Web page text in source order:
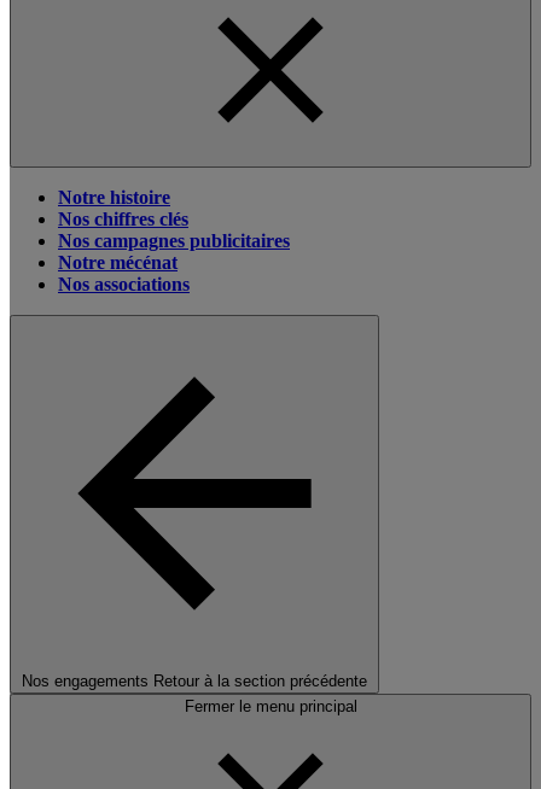
Notre histoire
Nos chiffres clés
Nos campagnes publicitaires
Notre mécénat
Nos associations
Nos engagements Retour à la section précédente
Fermer le menu principal